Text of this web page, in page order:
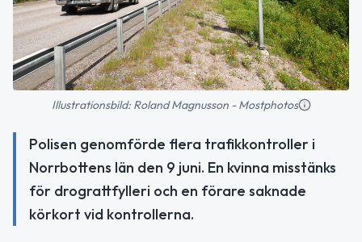
Illustrationsbild: Roland Magnusson - Mostphotos
Polisen genomförde flera trafikkontroller i
Norrbottens län den 9 juni. En kvinna misstänks
för drograttfylleri och en förare saknade
körkort vid kontrollerna.